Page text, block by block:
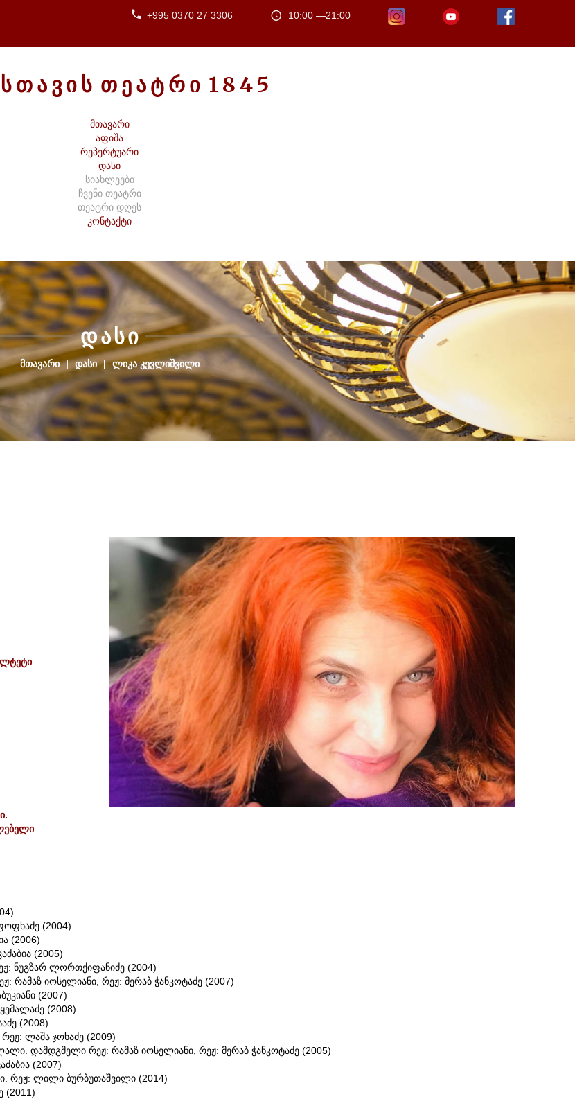
+995 0370 27 3306 10:00 —21:00
ᲡᲗᲐᲕᲘᲡ ᲗᲔᲐᲢᲠᲘ 1 845
მთავარი
აფიშა
რეპერტუარი
დასი
სიახლეები
ჩვენი თეატრი
თეატრი დღეს
კონტაქტი
ᲓᲐᲡᲘ
ᲛᲗᲐᲕᲐᲠᲘ | ᲓᲐᲡᲘ | ᲚᲘᲙᲐ ᲙᲔᲕᲚᲘᲨᲕᲘᲚᲘ
(2004)
(2006)
(2005)
ნუგზარ ლორთქიფანიძე (2004)
იოსელიანი, რეჟ: მერაბ ჭანკოტაძე (2007)
(2007)
(2008)
(2008)
ლაშა ჯოხაძე (2009)
დამდგმელი რეჟ: რამაზ იოსელიანი, რეჟ: მერაბ ჭანკოტაძე (2005)
(2007)
რეჟ: ლილი ბურბუთაშვილი (2014)
(2011)